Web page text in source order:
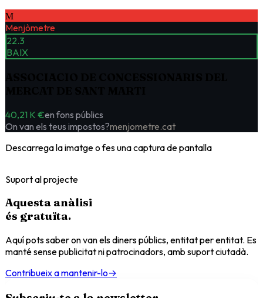
M
Menjòmetre
22.3
BAIX
40,21 K €en fons públics
On van els teus impostos?menjometre.cat
Descarrega la imatge o fes una captura de pantalla
Suport al projecte
Aquesta anàlisi
és gratuïta.
Aquí pots saber on van els diners públics, entitat per entitat. Es
manté sense publicitat ni patrocinadors, amb suport ciutadà.
Contribueix a mantenir-lo→